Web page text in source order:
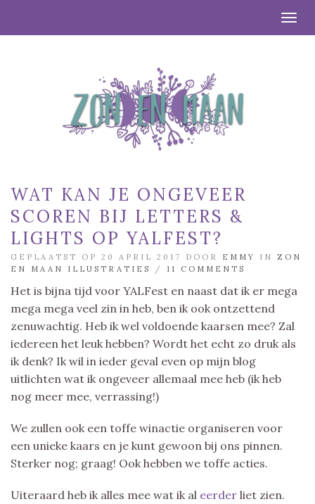
WAT KAN JE ONGEVEER
SCOREN BIJ LETTERS &
LIGHTS OP YALFEST?
GEPLAATST OP 20 APRIL 2017 DOOR EMMY IN ZON
EN MAAN ILLUSTRATIES
/ 11 COMMENTS
Het is bijna tijd voor YALFest en naast dat ik er mega
mega mega veel zin in heb, ben ik ook ontzettend
zenuwachtig. Heb ik wel voldoende kaarsen mee? Zal
iedereen het leuk hebben? Wordt het echt zo druk als
ik denk? Ik wil in ieder geval even op mijn blog
uitlichten wat ik ongeveer allemaal mee heb (ik heb
nog meer mee, verrassing!)
We zullen ook een toffe winactie organiseren voor
een unieke kaars en je kunt gewoon bij ons pinnen.
Sterker nog; graag! Ook hebben we toffe acties.
Uiteraard heb ik alles mee wat ik al eerder liet zien.